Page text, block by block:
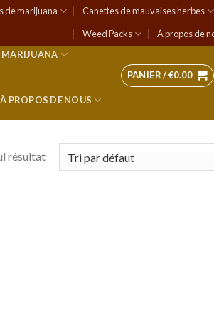
de marijuana Canettes de mauvaises herbes
Weed Packs
À propos de
MARIJUANA
À PROPOS DE NOUS
PANIER /€0.00
résultat